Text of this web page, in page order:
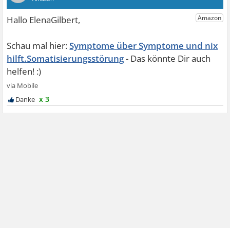
Symptome über Symptome und nix
hilft.Somatisierungsstörung
x 3